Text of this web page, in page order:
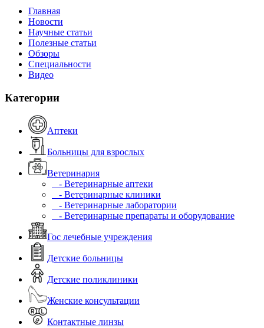
Главная
Новости
Научные статьи
Полезные статьи
Обзоры
Специальности
Видео
Категории
Аптеки
Больницы для взрослых
Ветеринария
- Ветеринарные аптеки
- Ветеринарные клиники
- Ветеринарные лаборатории
- Ветеринарные препараты и оборудование
Гос лечебные учреждения
Детские больницы
Детские поликлиники
Женские консультации
Контактные линзы